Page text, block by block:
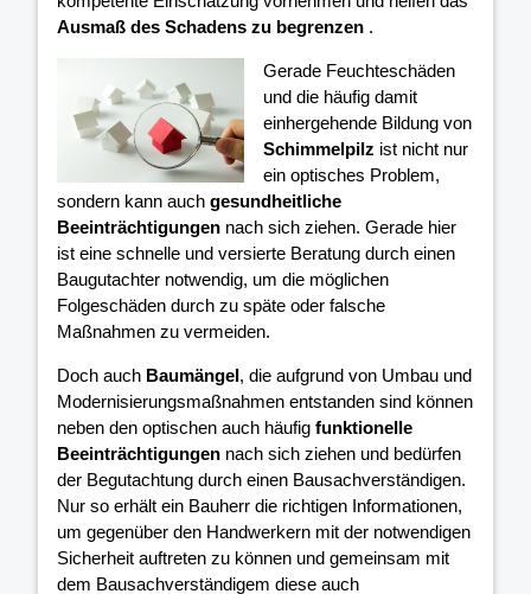
Ausmaß des Schadens zu begrenzen .
Gerade Feuchteschäden
und die häufig damit
einhergehende Bildung von
Schimmelpilz ist nicht nur
ein optisches Problem,
sondern kann auch gesundheitliche
Beeinträchtigungen nach sich ziehen. Gerade hier
ist eine schnelle und versierte Beratung durch einen
Baugutachter notwendig, um die möglichen
Folgeschäden durch zu späte oder falsche
Maßnahmen zu vermeiden.
Doch auch Baumängel, die aufgrund von Umbau und
Modernisierungsmaßnahmen entstanden sind können
neben den optischen auch häufig funktionelle
Beeinträchtigungen nach sich ziehen und bedürfen
der Begutachtung durch einen Bausachverständigen.
Nur so erhält ein Bauherr die richtigen Informationen,
um gegenüber den Handwerkern mit der notwendigen
Sicherheit auftreten zu können und gemeinsam mit
dem Bausachverständigem diese auch